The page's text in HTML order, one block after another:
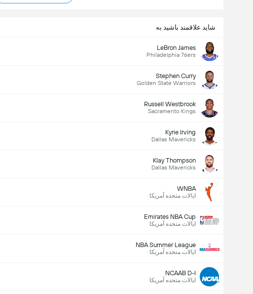
شاید علاقمند باشید به
LeBron James
Philadelphia 76ers
Stephen Curry
Golden State Warriors
Russell Westbrook
Sacramento Kings
Kyrie Irving
Dallas Mavericks
Klay Thompson
Dallas Mavericks
WNBA
ایالات متحده آمریکا
Emirates NBA Cup
ایالات متحده آمریکا
NBA Summer League
ایالات متحده آمریکا
NCAAB D-I
ایالات متحده آمریکا